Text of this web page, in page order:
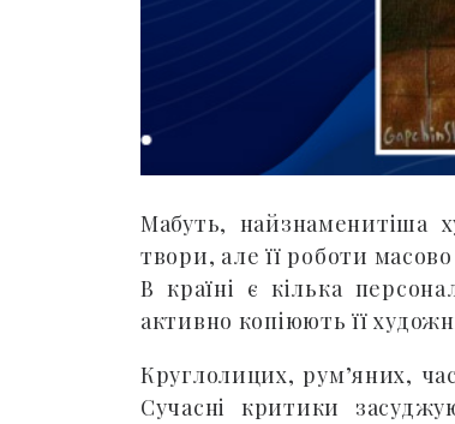
Мабуть, найзнаменитіша
твори, але її роботи
В країні є кілька
активно копіюють її
Круглолицих, рум’яних,
Сучасні критики